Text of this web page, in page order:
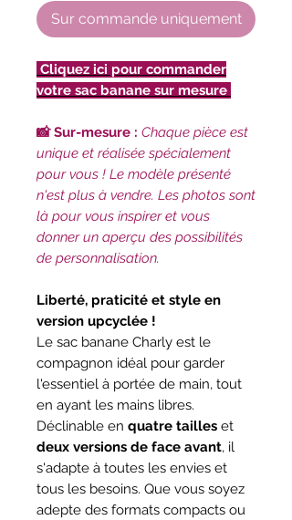
Sur commande uniquement
Cliquez ici pour commander
votre sac banane sur mesure
📸 Sur-mesure : Chaque pièce est
unique et réalisée spécialement
pour vous ! Le modèle présenté
n'est plus à vendre. Les photos sont
là pour vous inspirer et vous
donner un aperçu des possibilités
de personnalisation.
Liberté, praticité et style en
version upcyclée !
Le sac banane Charly est le
compagnon idéal pour garder
l'essentiel à portée de main, tout
en ayant les mains libres.
Déclinable en quatre tailles et
deux versions de face avant, il
s'adapte à toutes les envies et
tous les besoins. Que vous soyez
adepte des formats compacts ou